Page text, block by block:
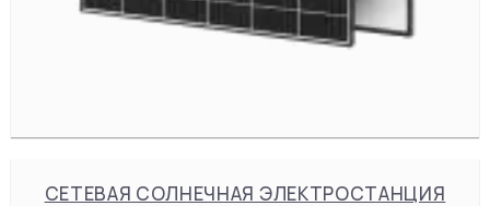
СЕТЕВАЯ СОЛНЕЧНАЯ ЭЛЕКТРОСТАНЦИЯ